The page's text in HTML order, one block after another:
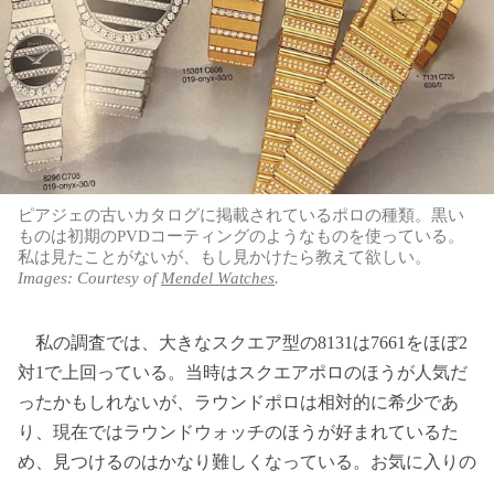
ピアジェの古いカタログに掲載されているポロの種類。黒い
ものは初期のPVDコーティングのようなものを使っている。
私は見たことがないが、もし見かけたら教えて欲しい。
Images: Courtesy ofMendel Watches.
私の調査では、大きなスクエア型の8131は7661をほぼ2
対1で上回っている。当時はスクエアポロのほうが人気だ
ったかもしれないが、ラウンドポロは相対的に希少であ
り、現在ではラウンドウォッチのほうが好まれているた
め、見つけるのはかなり難しくなっている。お気に入りの